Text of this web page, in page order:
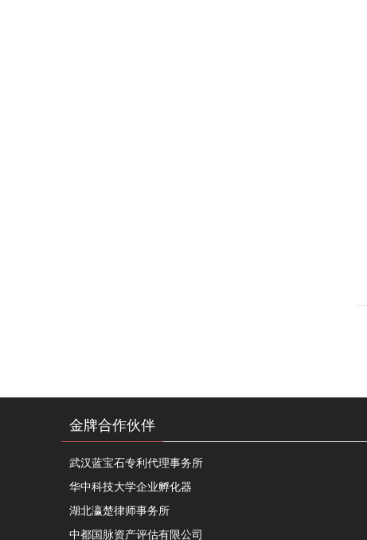
金牌合作伙伴
武汉蓝宝石专利代理事务所
华中科技大学企业孵化器
湖北瀛楚律师事务所
中都国脉资产评估有限公司